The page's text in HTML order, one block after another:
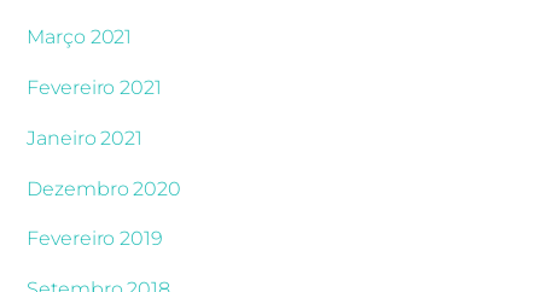
Março 2021
Fevereiro 2021
Janeiro 2021
Dezembro 2020
Fevereiro 2019